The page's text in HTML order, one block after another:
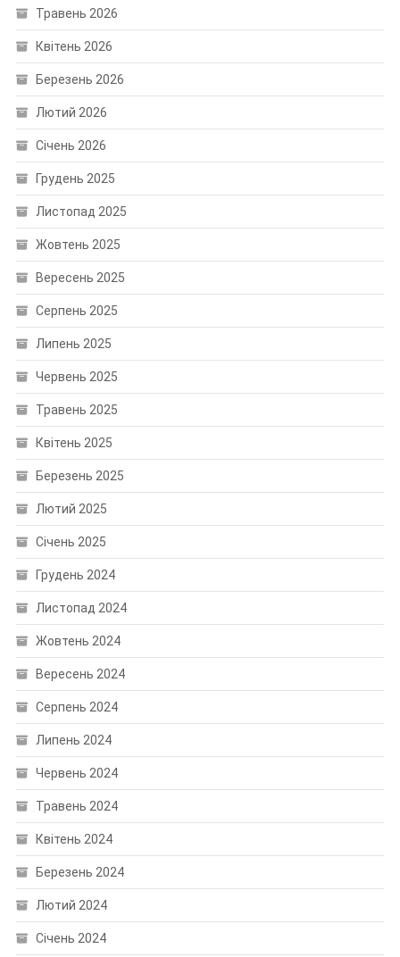
Травень 2026
Квітень 2026
Березень 2026
Лютий 2026
Січень 2026
Грудень 2025
Листопад 2025
Жовтень 2025
Вересень 2025
Серпень 2025
Липень 2025
Червень 2025
Травень 2025
Квітень 2025
Березень 2025
Лютий 2025
Січень 2025
Грудень 2024
Листопад 2024
Жовтень 2024
Вересень 2024
Серпень 2024
Липень 2024
Червень 2024
Травень 2024
Квітень 2024
Березень 2024
Лютий 2024
Січень 2024